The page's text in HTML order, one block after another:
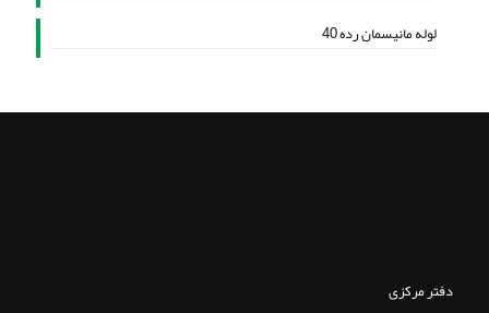
لوله مانیسمان رده 40
دفتر مرکزی